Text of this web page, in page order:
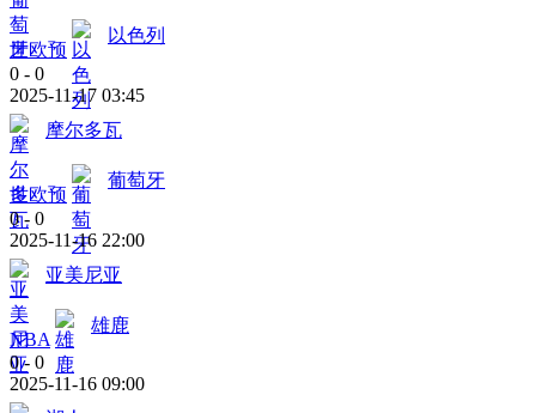
世欧预
以色列
0 - 0
2025-11-17 03:45
摩尔多瓦
世欧预
葡萄牙
0 - 0
2025-11-16 22:00
亚美尼亚
NBA
雄鹿
0 - 0
2025-11-16 09:00